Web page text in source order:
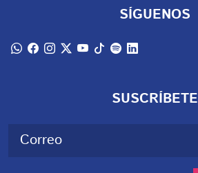
SÍGUENOS
SUSCRÍBETE